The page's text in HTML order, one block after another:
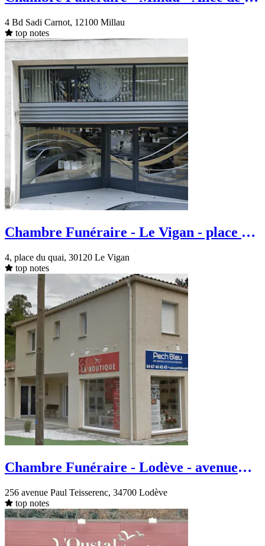
4 Bd Sadi Carnot, 12100 Millau
top notes
Chambre Funéraire - Le Vigan - place du
4, place du quai, 30120 Le Vigan
top notes
Chambre Funéraire - Lodève - avenue
256 avenue Paul Teisserenc, 34700 Lodève
top notes